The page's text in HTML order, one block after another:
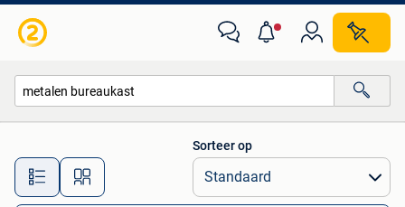
Alle afstanden…
Sorteer op